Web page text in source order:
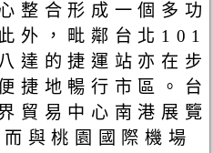
整合形成一個多功
外，毗鄰台北101
達的捷運站亦在步
捷地暢行市區。台
貿易中心南港展覽
與桃園國際機場